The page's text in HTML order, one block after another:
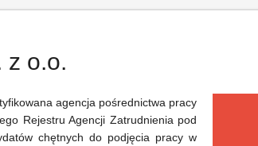
z o.o.
agencja pośrednictwa pracy
Rejestru Agencji Zatrudnienia pod
chętnych do podjęcia pracy w